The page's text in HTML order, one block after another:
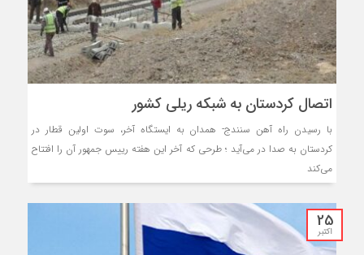
اتصال کردستان به شبکه ریلی کشور
با رسیدن راه آهن سنندج- همدان به ایستگاه آخر، سوت اولین قطار در
کردستان به صدا در می‌آید ؛ طرحی که آخر این هفته رییس جمهور آن را افتتاح
می‌کند
25
اکتبر